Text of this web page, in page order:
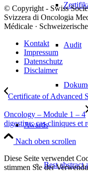
Audit
Awards
Best abstract
© Copyright - Swiss
Svizzera di Oncologia
Médicale ·
Kontakt
Impressum
Datenschutz
Disclaimer
Certificate of Advanced
Oncology – Module 1 – 4
digestive: cas cliniques et
Nach oben scrollen
Diese Seite verwendet
stimmen Sie der